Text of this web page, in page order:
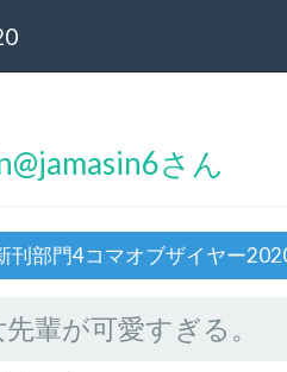
さん
刊部門4コマオブザイヤー
輩が可愛すぎる。